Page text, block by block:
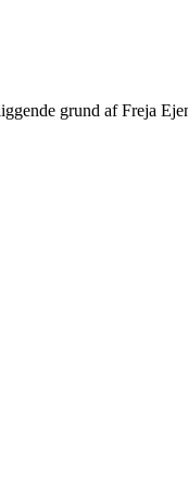
grund af Freja